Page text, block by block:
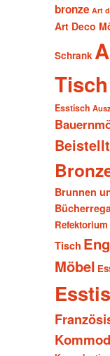
bronze Art
Art Deco
Schrank
Tisch
Esstisch
Brunnen
Tisch
Möbel